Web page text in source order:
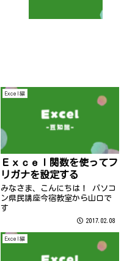
Excel編
Ｅｘｃｅｌ関数を使ってフ
リガナを設定する
みなさま、こんにちは！ パソコ
ン県民講座今宿教室から山口で
す
2017.02.08
Excel編